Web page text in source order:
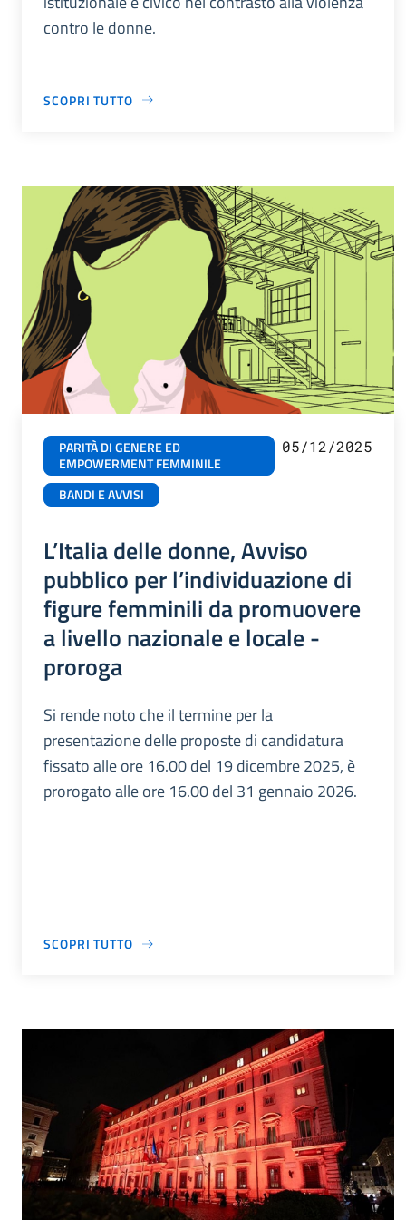
contro le donne.
SCOPRI TUTTO
PARITÀ DI GENERE ED
EMPOWERMENT FEMMINILE
BANDI E AVVISI
05/12/2025
L’Italia delle donne, Avviso
pubblico per l’individuazione di
figure femminili da promuovere
a livello nazionale e locale -
proroga
Si rende noto che il termine per la
presentazione delle proposte di candidatura
fissato alle ore 16.00 del 19 dicembre 2025, è
prorogato alle ore 16.00 del 31 gennaio 2026.
SCOPRI TUTTO